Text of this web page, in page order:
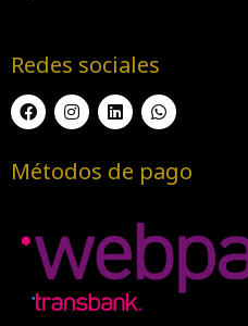
Redes sociales
Métodos de pago